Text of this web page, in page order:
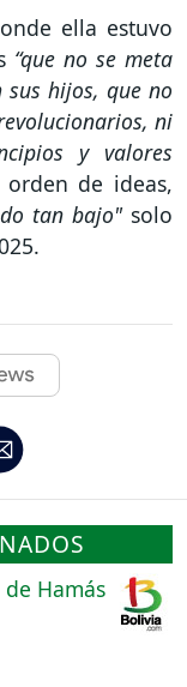
ella estuvo
“que no se meta
hijos, que no
ni
y valores
orden de ideas,
tan bajo"solo